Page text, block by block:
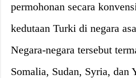
permohonan secara
kedutaan Turki di negara
Negara-negara tersebut
Somalia, Sudan, Syria, dan